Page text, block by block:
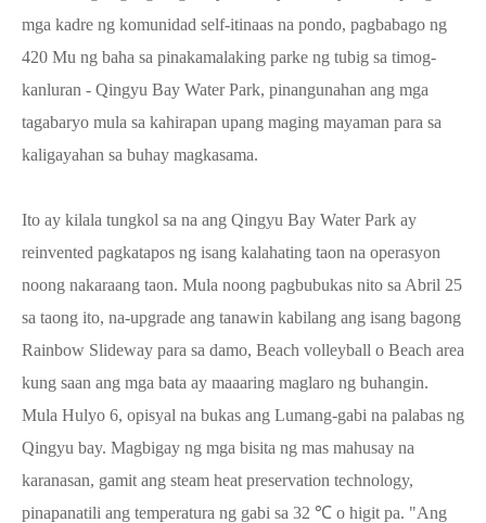
mga kadre ng komunidad self-itinaas na pondo, pagbabago ng
420 Mu ng baha sa pinakamalaking parke ng tubig sa timog-
kanluran - Qingyu Bay Water Park, pinangunahan ang mga
tagabaryo mula sa kahirapan upang maging mayaman para sa
kaligayahan sa buhay magkasama.
Ito ay kilala tungkol sa na ang Qingyu Bay Water Park ay
reinvented pagkatapos ng isang kalahating taon na operasyon
noong nakaraang taon. Mula noong pagbubukas nito sa Abril 25
sa taong ito, na-upgrade ang tanawin kabilang ang isang bagong
Rainbow Slideway para sa damo, Beach volleyball o Beach area
kung saan ang mga bata ay maaaring maglaro ng buhangin.
Mula Hulyo 6, opisyal na bukas ang Lumang-gabi na palabas ng
Qingyu bay. Magbigay ng mga bisita ng mas mahusay na
karanasan, gamit ang steam heat preservation technology,
pinapanatili ang temperatura ng gabi sa 32 ℃ o higit pa. "Ang